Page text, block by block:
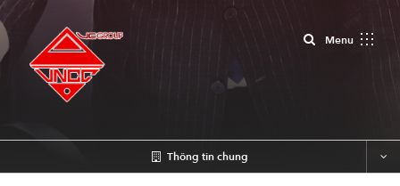
MenuClose
Thông tin chung